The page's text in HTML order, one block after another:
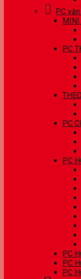
PC
MINI
PC
PC
PC
PC
PC
PC